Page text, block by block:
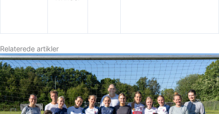
Relaterede artikler